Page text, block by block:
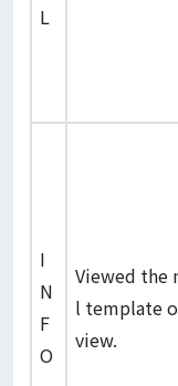
L
I
N
F
O
Viewed the
l template
view.